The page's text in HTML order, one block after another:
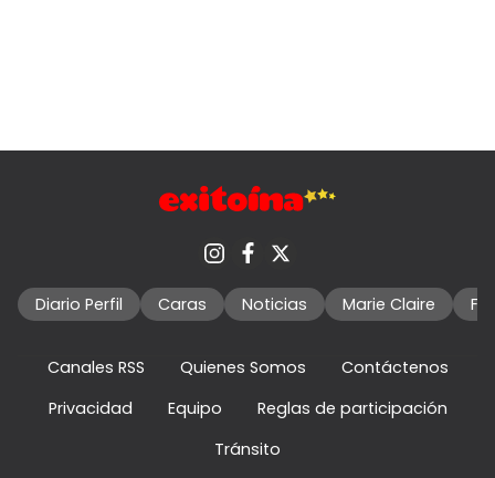
Diario Perfil Caras Noticias Marie Claire
Canales RSS Quienes Somos
Contáctenos
Privacidad
Equipo
Reglas de participación
Tránsito